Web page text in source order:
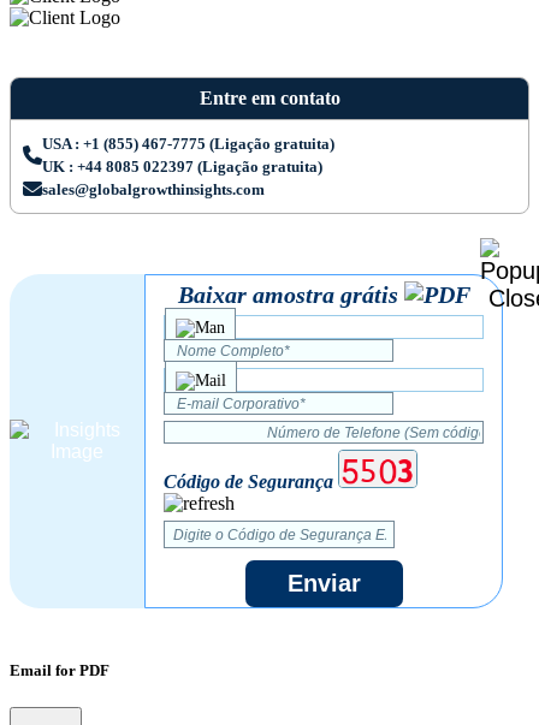
Entre em contato
USA : +1 (855) 467-7775 (Ligação gratuita)
UK : +44 8085 022397 (Ligação gratuita)
sales@globalgrowthinsights.com
Baixar amostra grátis
Código de Segurança
Enviar
Email for PDF